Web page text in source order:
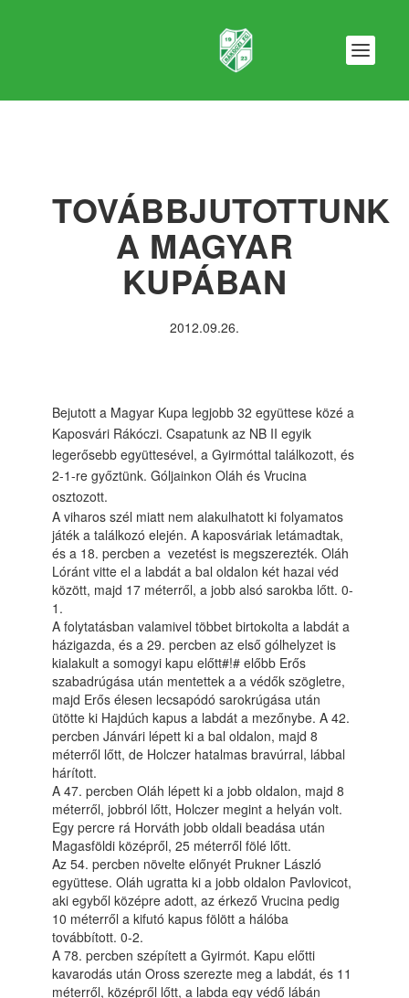
TOVÁBBJUTOTTUNK
A MAGYAR
KUPÁBAN
2012.09.26.
Bejutott a Magyar Kupa legjobb 32 együttese közé a
Kaposvári Rákóczi. Csapatunk az NB II egyik
legerősebb együttesével, a Gyirmóttal találkozott, és
2-1-re győztünk. Góljainkon Oláh és Vrucina
osztozott.
A viharos szél miatt nem alakulhatott ki folyamatos
játék a találkozó elején. A kaposváriak letámadtak,
és a 18. percben a vezetést is megszerezték. Oláh
Lóránt vitte el a labdát a bal oldalon két hazai véd
között, majd 17 méterről, a jobb alsó sarokba lőtt. 0-
1.
A folytatásban valamivel többet birtokolta a labdát a
házigazda, és a 29. percben az első gólhelyzet is
kialakult a somogyi kapu előtt#!# előbb Erős
szabadrúgása után mentettek a a védők szögletre,
majd Erős élesen lecsapódó sarokrúgása után
ütötte ki Hajdúch kapus a labdát a mezőnybe. A 42.
percben Jánvári lépett ki a bal oldalon, majd 8
méterről lőtt, de Holczer hatalmas bravúrral, lábbal
hárított.
A 47. percben Oláh lépett ki a jobb oldalon, majd 8
méterről, jobbról lőtt, Holczer megint a helyán volt.
Egy percre rá Horváth jobb oldali beadása után
Magasföldi középről, 25 méterről fölé lőtt.
Az 54. percben növelte előnyét Prukner László
együttese. Oláh ugratta ki a jobb oldalon Pavlovicot,
aki egyből középre adott, az érkező Vrucina pedig
10 méterről a kifutó kapus fölött a hálóba
továbbított. 0-2.
A 78. percben szépített a Gyirmót. Kapu előtti
kavarodás után Oross szerezte meg a labdát, és 11
méterről, középről lőtt, a labda egy védő lábán